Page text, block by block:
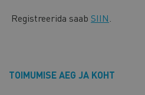
Registreerida saab SIIN
TOIMUMISE AEG JA KOHT